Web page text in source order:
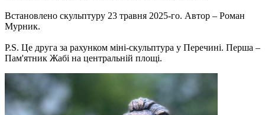
Встановлено скульптуру 23 травня 2025-го. Автор – Роман
Мурник.
P.S. Це друга за рахунком міні-скульптура у Перечині. Перша –
Пам'ятник Жабі на центральній площі.